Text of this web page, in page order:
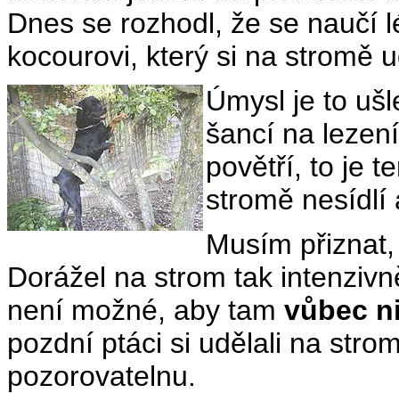
Dnes se rozhodl, že se naučí
kocourovi, který si na stromě
Úmysl je to
šancí na
povětří, to je
stromě nesídlí
Musím
Dorážel na strom tak
není možné, aby tam vůbec
pozdní ptáci si udělali na
pozorovatelnu.